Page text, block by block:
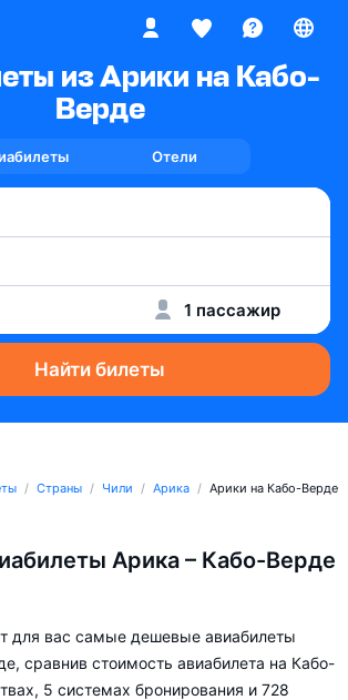
из Арики на Кабо-
Верде
Отели
1 пассажир
Найти билеты
Страны Чили Арика Арики на Кабо-Верде
Арика – Кабо-Верде
для вас самые дешевые авиабилеты
сравнив стоимость авиабилета на Кабо-
5 системах бронирования и 728